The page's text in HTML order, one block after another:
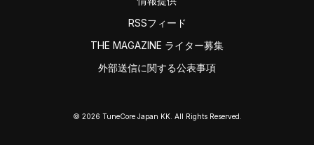
RSSフィード
THE MAGAZINE ライター募集
外部送信に関する公表事項
© 2026 TuneCore Japan KK. All Rights Reserved.